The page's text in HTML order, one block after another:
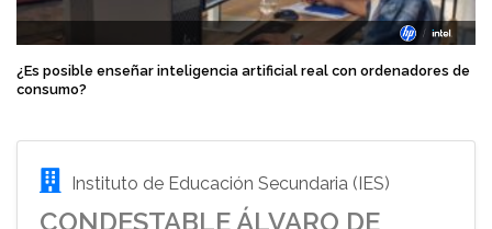
¿Es posible enseñar inteligencia artificial real con ordenadores de
consumo?
Instituto de Educación Secundaria (IES)
CONDESTABLE ÁLVARO DE